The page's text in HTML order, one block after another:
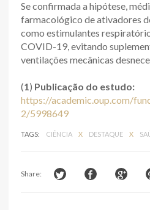
Se confirmada a hipótese,
farmacológico de ativadores
como estimulantes
COVID-19, evitando
ventilações mecânicas
(1) Publicação do estudo:
https://academic.oup.com/
2/5998649
TAGS: CIÊNCIA X DESTAQUE X
Share: